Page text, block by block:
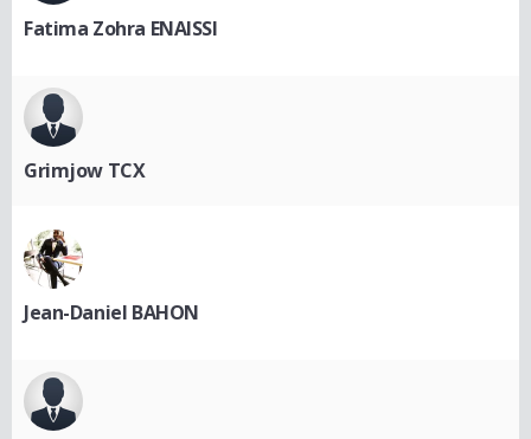
Fatima Zohra ENAISSI
Grimjow TCX
Jean-Daniel BAHON